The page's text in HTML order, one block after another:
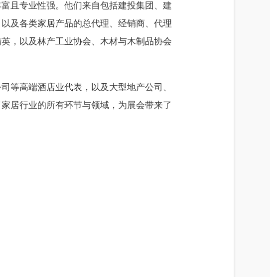
且专业性强。他们来自包括建投集团、建
及各类家居产品的总代理、经销商、代理
，以及林产工业协会、木材与木制品协会
等高端酒店业代表，以及大型地产公司、
居行业的所有环节与领域，为展会带来了